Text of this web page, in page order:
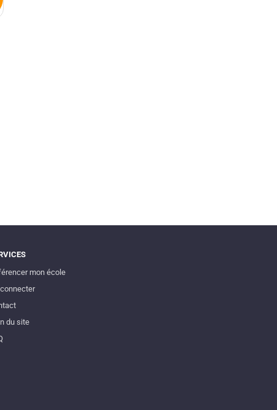
mon école
du site